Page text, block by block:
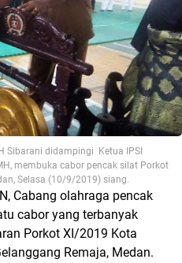
Sibarani didampingi Ketua IPSI
membuka cabor pencak silat Porkot
Selasa (10/9/2019) siang.
Cabang olahraga pencak
cabor yang terbanyak
Porkot XI/2019 Kota
Remaja, Medan.